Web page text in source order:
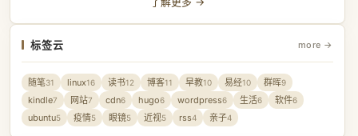
标签云 more →
随笔31 linux16 读书12 博客11 早教10 易经10 群晖9
kindle7 网站7 cdn6 hugo6 wordpress6 生活6 软件6
ubuntu5 疫情5 眼镜5 近视5 rss4 亲子4